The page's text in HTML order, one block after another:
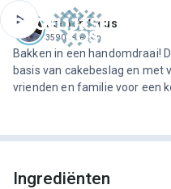
Jeroen Meus
3590 recepten
Bakken in een handomdraai!
basis van cakebeslag en met
vrienden en familie voor een
Ingrediënten